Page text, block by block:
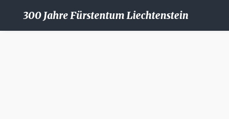
300 Jahre Fürstentum Liechtenstein